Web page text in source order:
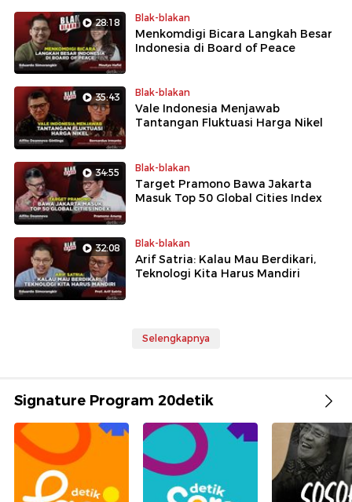
28:18 Blak-blakan
Menkomdigi Bicara Langkah Besar
Indonesia di Board of Peace
35:43 Blak-blakan
Vale Indonesia Menjawab
Tantangan Fluktuasi Harga Nikel
34:55 Blak-blakan
Target Pramono Bawa Jakarta
Masuk Top 50 Global Cities Index
32:08 Blak-blakan
Arif Satria: Kalau Mau Berdikari,
Teknologi Kita Harus Mandiri
Selengkapnya
Signature Program 20detik